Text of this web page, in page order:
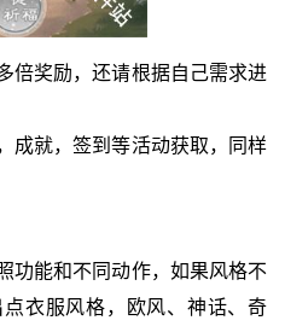
倍奖励，还请根据自己需求进
成就，签到等活动获取，同样
功能和不同动作，如果风格不
衣服风格，欧风、神话、奇